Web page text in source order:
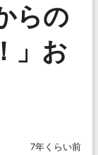
らの
」お
7年くらい前